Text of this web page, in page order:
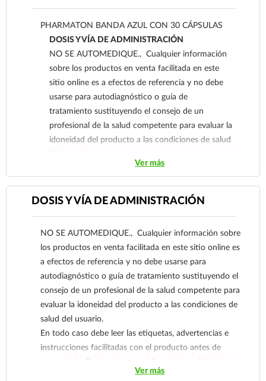
PHARMATON BANDA AZUL CON 30 CÁPSULAS
DOSIS Y VÍA DE ADMINISTRACIÓN
NO SE AUTOMEDIQUE., Cualquier información
sobre los productos en venta facilitada en este
sitio online es a efectos de referencia y no debe
usarse para autodiagnóstico o guía de
tratamiento sustituyendo el consejo de un
profesional de la salud competente para evaluar la
idoneidad del producto a las condiciones de salud
del usuario.
En todo caso debe leer las etiquetas, advertencias
de consumirlo. Contacte a su médico de
Ver más
DOSIS Y VÍA DE ADMINISTRACIÓN
NO SE AUTOMEDIQUE., Cualquier información sobre
los productos en venta facilitada en este sitio online es
a efectos de referencia y no debe usarse para
autodiagnóstico o guía de tratamiento sustituyendo el
consejo de un profesional de la salud competente para
evaluar la idoneidad del producto a las condiciones de
salud del usuario.
En todo caso debe leer las etiquetas, advertencias e
instrucciones facilitadas con el producto antes de
consumirlo. Contacte a su médico de inmediato si
sospecha que tiene un problema de salud.
Ver más